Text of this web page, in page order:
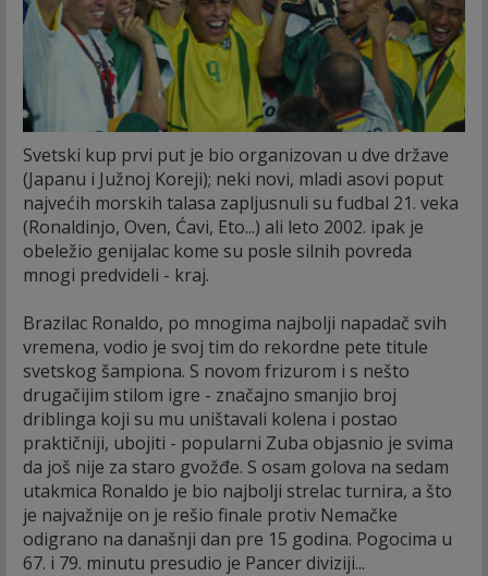
Svetski kup prvi put je bio organizovan u dve države
(Japanu i Južnoj Koreji); neki novi, mladi asovi poput
najvećih morskih talasa zapljusnuli su fudbal 21. veka
(Ronaldinjo, Oven, Ćavi, Eto...) ali leto 2002. ipak je
obeležio genijalac kome su posle silnih povreda
mnogi predvideli - kraj.
Brazilac Ronaldo, po mnogima najbolji napadač svih
vremena, vodio je svoj tim do rekordne pete titule
svetskog šampiona. S novom frizurom i s nešto
drugačijim stilom igre - značajno smanjio broj
driblinga koji su mu uništavali kolena i postao
praktičniji, ubojiti - popularni Zuba objasnio je svima
da još nije za staro gvožđe. S osam golova na sedam
utakmica Ronaldo je bio najbolji strelac turnira, a što
je najvažnije on je rešio finale protiv Nemačke
odigrano na današnji dan pre 15 godina. Pogocima u
67. i 79. minutu presudio je Pancer diviziji...